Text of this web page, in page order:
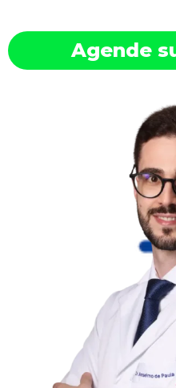
Agende